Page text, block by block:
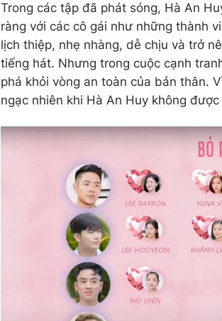
Trong các tập đã phát sóng, Hà An
ràng với các cô gái như những thành
lịch thiệp, nhẹ nhàng, dễ chịu và trở
tiếng hát. Nhưng trong cuộc cạnh
phá khỏi vòng an toàn của bản thân.
ngạc nhiên khi Hà An Huy không